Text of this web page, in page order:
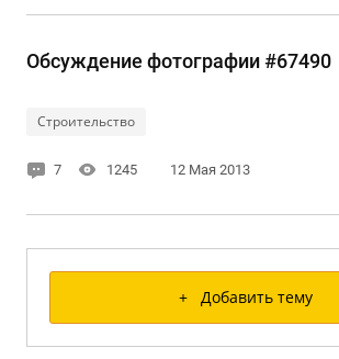
Обсуждение фотографии #67490
Строительство
7 1245 12 Мая 2013
+ Добавить тему